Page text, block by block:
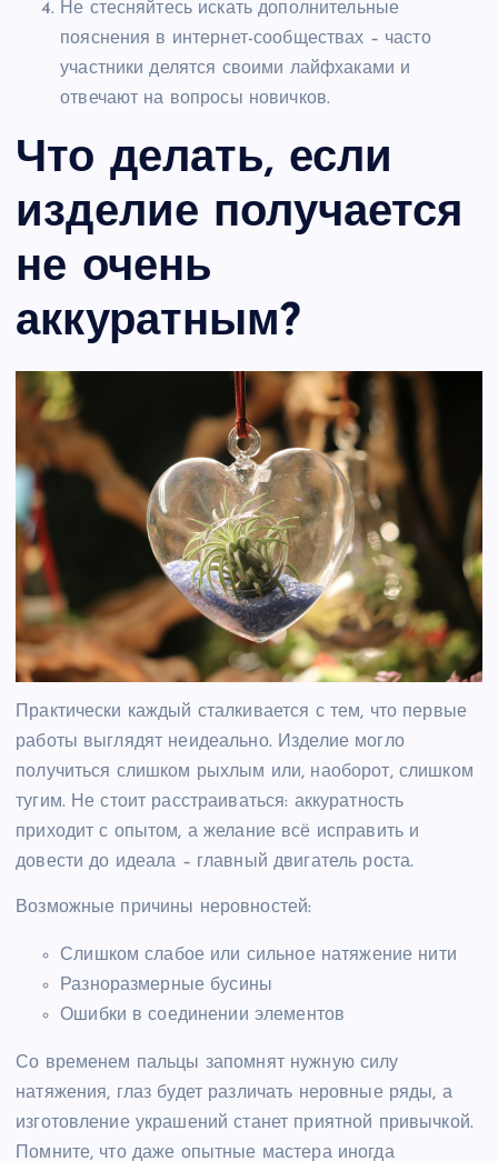
Не стесняйтесь искать дополнительные
пояснения в интернет-сообществах – часто
участники делятся своими лайфхаками и
отвечают на вопросы новичков.
Что делать, если
изделие получается
не очень
аккуратным?
Практически каждый сталкивается с тем, что первые
работы выглядят неидеально. Изделие могло
получиться слишком рыхлым или, наоборот, слишком
тугим. Не стоит расстраиваться: аккуратность
приходит с опытом, а желание всё исправить и
довести до идеала – главный двигатель роста.
Возможные причины неровностей:
Слишком слабое или сильное натяжение нити
Разноразмерные бусины
Ошибки в соединении элементов
Со временем пальцы запомнят нужную силу
натяжения, глаз будет различать неровные ряды, а
изготовление украшений станет приятной привычкой.
Помните, что даже опытные мастера иногда